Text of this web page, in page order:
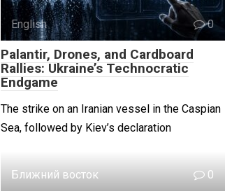
English 0
Palantir, Drones, and Cardboard
Rallies: Ukraine’s Technocratic
Endgame
The strike on an Iranian vessel in the Caspian
Sea, followed by Kiev’s declaration
Ближний восток 0